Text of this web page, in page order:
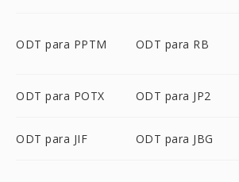
ODT para PPTM ODT para RB
ODT para POTX ODT para JP2
ODT para JIF ODT para JBG